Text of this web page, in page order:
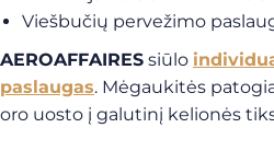
Viešbučių pervežimo
AEROAFFAIRES siūlo
paslaugas. Mėgaukitės
oro uosto į galutinį kelionės